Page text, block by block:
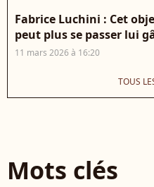
Fabrice Luchini : Cet
peut plus se passer lui
11 mars 2026 à 16:20
TOUS
Mots clés